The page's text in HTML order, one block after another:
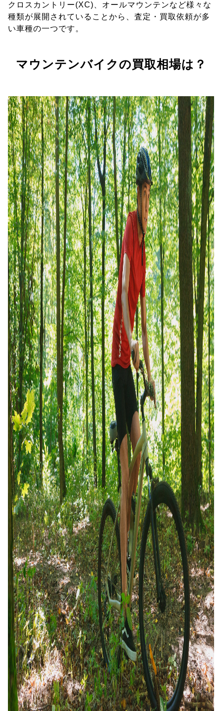
クロスカントリー(XC)、オールマウンテンなど様々な
種類が展開されていることから、査定・買取依頼が多
い車種の一つです。
マウンテンバイクの買取相場は？